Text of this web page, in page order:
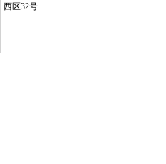
西区32号